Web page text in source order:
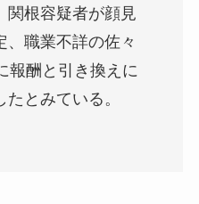
関根容疑者が顔見
、職業不詳の佐々
報酬と引き換えに
とみている。